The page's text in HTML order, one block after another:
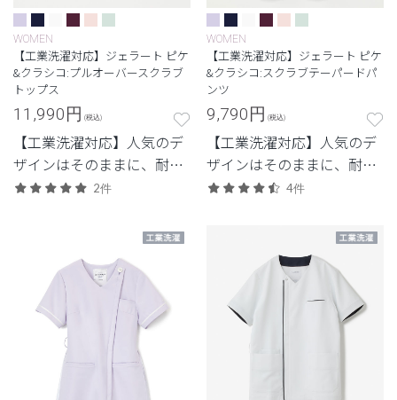
WOMEN
【工業洗濯対応】ジェラート ピケ
&クラシコ:プルオーバースクラブ
トップス
11,990円 (税込)
【工業洗濯対応】人気のデ
ザインはそのままに、耐久
性を兼ね備えたモデル
2件
WOMEN
【工業洗濯対応】ジェラート ピケ
&クラシコ:スクラブテーパードパ
ンツ
9,790円 (税込)
【工業洗濯対応】人気のデ
ザインはそのままに、耐久
性を兼ね備えたモデル
4件